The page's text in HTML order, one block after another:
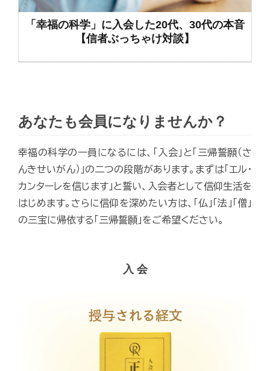
「幸福の科学」に入会した20代、30代の本音
【信者ぶっちゃけ対談】
あなたも会員になりませんか？
幸福の科学の一員になるには、「入会」と「三帰誓願（さ
んきせいがん）」の二つの段階があります。まずは「エル・
カンターレを信じます」と誓い、入会者として信仰生活を
はじめます。さらに信仰を深めたい方は、「仏」「法」「僧」
の三宝に帰依する「三帰誓願」をご希望ください。
入 会